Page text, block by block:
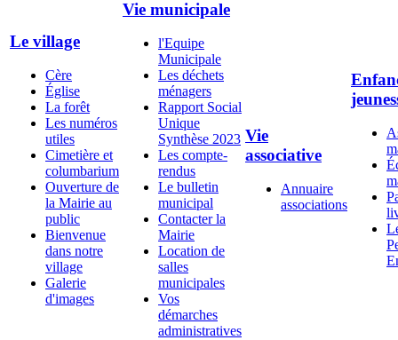
Le village
Cère
Église
La forêt
Les numéros
utiles
Cimetière et
columbarium
Ouverture de
la Mairie au
public
Bienvenue
dans notre
village
Galerie
d'images
Vie municipale
l'Equipe
Municipale
Les déchets
ménagers
Rapport Social
Unique
Synthèse 2023
Les compte-
rendus
Le bulletin
municipal
Contacter la
Mairie
Location de
salles
municipales
Vos
démarches
administratives
Vie
associative
Annuaire
associations